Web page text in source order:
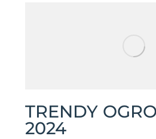
TRENDY
2024